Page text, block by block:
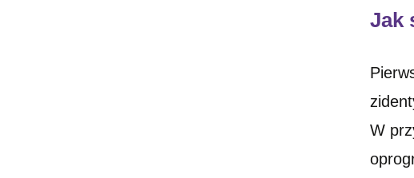
Jak
W